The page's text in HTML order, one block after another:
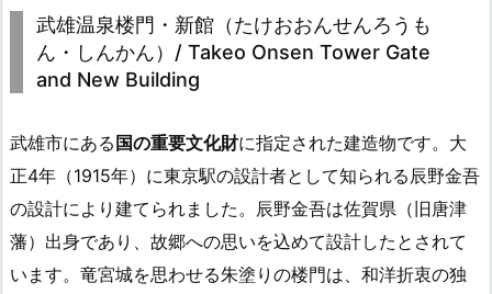
武雄温泉楼門・新館（たけおおんせんろうも
ん・しんかん）/ Takeo Onsen Tower Gate
and New Building
武雄市にある国の重要文化財に指定された建造物です。大
正4年（1915年）に東京駅の設計者として知られる辰野金吾
の設計により建てられました。辰野金吾は佐賀県（旧唐津
藩）出身であり、故郷への思いを込めて設計したとされて
います。竜宮城を思わせる朱塗りの楼門は、和洋折衷の独